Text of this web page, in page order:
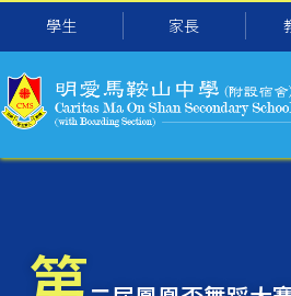
移至主內容
學生 家長
导
航